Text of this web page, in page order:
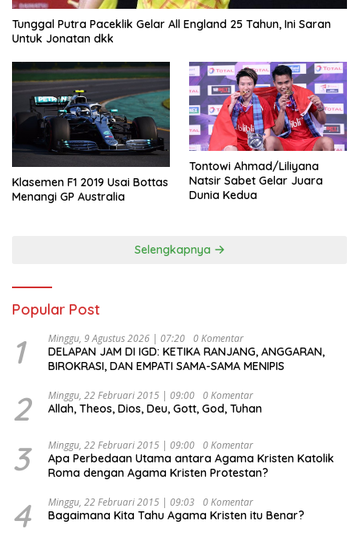
Tunggal Putra Paceklik Gelar All England 25 Tahun, Ini Saran
Untuk Jonatan dkk
Klasemen F1 2019 Usai Bottas
Menangi GP Australia
Tontowi Ahmad/Liliyana
Natsir Sabet Gelar Juara
Dunia Kedua
Selengkapnya
Popular Post
1 Minggu, 9 Agustus 2026 | 07:20 0 Komentar
DELAPAN JAM DI IGD: KETIKA RANJANG, ANGGARAN,
BIROKRASI, DAN EMPATI SAMA-SAMA MENIPIS
2 Minggu, 22 Februari 2015 | 09:00 0 Komentar
Allah, Theos, Dios, Deu, Gott, God, Tuhan
3 Minggu, 22 Februari 2015 | 09:00 0 Komentar
Apa Perbedaan Utama antara Agama Kristen Katolik
Roma dengan Agama Kristen Protestan?
4 Minggu, 22 Februari 2015 | 09:03 0 Komentar
Bagaimana Kita Tahu Agama Kristen itu Benar?